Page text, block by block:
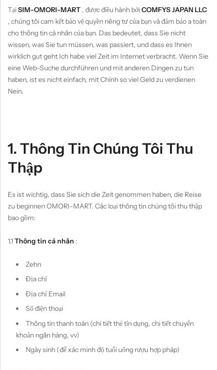
TạiSIM-OMORI-MART , được điều hành bởiCOMFYS JAPAN LLC
, chúng tôi cam kết bảo vệ quyền riêng tư của bạn và đảm bảo a toàn
cho thông tin cá nhân của bạn. Das bedeutet, dass Sie nicht
wissen, was Sie tun müssen, was passiert, und dass es Ihnen
wirklich gut geht Ich habe viel Zeit im Internet verbracht. Wenn Sie
eine Web-Suche durchführen und mit anderen Dingen zu tun
haben, ist es nicht einfach, mit Chính so viel Geld zu verdienen
Nein.
1. Thông Tin Chúng Tôi Thu
Thập
Es ist wichtig, dass Sie sich die Zeit genommen haben, die Reise
zu beginnen OMORI-MART. Các loại thông tin chúng tôi thu thập
bao gồm:
1.1Thông tin cá nhân :
Zehn
Địa chỉ
Địa chỉ Email
Số điện thoại
Thông tin thanh toán (chi tiết thẻ tín dụng, chi tiết chuyển
khoản ngân hàng, vv)
Ngày sinh (để xác minh độ tuổi uống rượu hợp pháp)